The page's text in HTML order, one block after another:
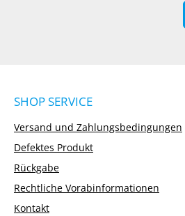
SHOP SERVICE
Versand und Zahlungsbedingungen
Defektes Produkt
Rückgabe
Rechtliche Vorabinformationen
Kontakt